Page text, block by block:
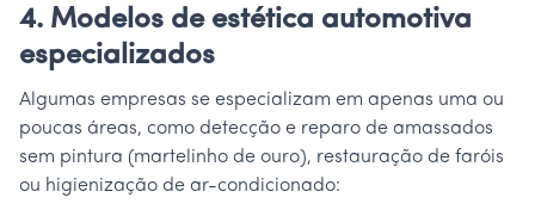
4. Modelos de estética automotiva
especializados
Algumas empresas se especializam em apenas uma ou
poucas áreas, como detecção e reparo de amassados
sem pintura (martelinho de ouro), restauração de faróis
ou higienização de ar-condicionado: